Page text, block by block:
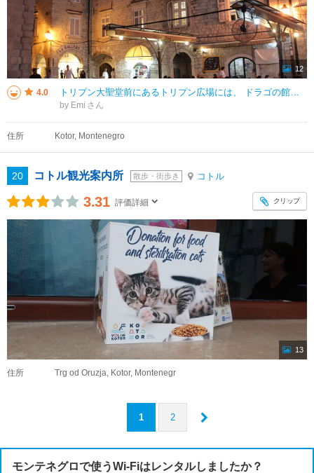
12
4.0 トリプン大聖堂前にあるトリプン広場には、 ドラゴの館があり、たくさんのレストランがあるので観光客が多く、 夜遅くまで賑わっていました。 ブラスナ広場からも近く、大聖堂の裏の細い道を南に行くと、 南門に出ます。
by Emi
住所 Kotor, Montenegro
20 コトル観光案内所 散歩・街歩き コトル
3.31 評価詳細 クリップ
13
住所 Trg od Oruzja, Kotor, Montenegr
1 2
モンテネグロで使うWi-Fiはレンタルしましたか？